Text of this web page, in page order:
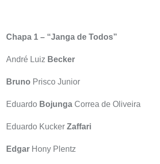
Chapa 1 – “Janga de Todos”
André Luiz Becker
Bruno Prisco Junior
Eduardo Bojunga Correa de Oliveira
Eduardo Kucker Zaffari
Edgar Hony Plentz